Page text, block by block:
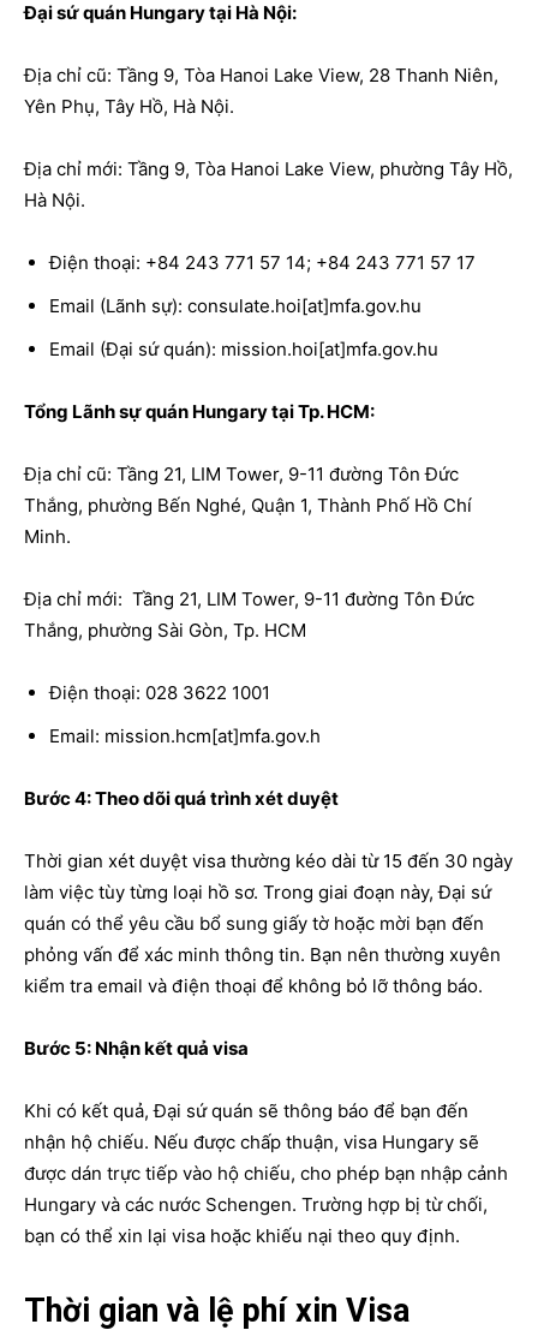
Đại sứ quán Hungary tại Hà Nội:
Địa chỉ cũ: Tầng 9, Tòa Hanoi Lake View, 28 Thanh Niên,
Yên Phụ, Tây Hồ, Hà Nội.
Địa chỉ mới: Tầng 9, Tòa Hanoi Lake View, phường Tây Hồ,
Hà Nội.
Điện thoại: +84 243 771 57 14; +84 243 771 57 17
Email (Lãnh sự): consulate.hoi[at]mfa.gov.hu
Email (Đại sứ quán): mission.hoi[at]mfa.gov.hu
Tổng Lãnh sự quán Hungary tại Tp. HCM:
Địa chỉ cũ: Tầng 21, LIM Tower, 9-11 đường Tôn Đức
Thắng, phường Bến Nghé, Quận 1, Thành Phố Hồ Chí
Minh.
Địa chỉ mới: Tầng 21, LIM Tower, 9-11 đường Tôn Đức
Thắng, phường Sài Gòn, Tp. HCM
Điện thoại: 028 3622 1001
Email: mission.hcm[at]mfa.gov.h
Bước 4: Theo dõi quá trình xét duyệt
Thời gian xét duyệt visa thường kéo dài từ 15 đến 30 ngày
làm việc tùy từng loại hồ sơ. Trong giai đoạn này, Đại sứ
quán có thể yêu cầu bổ sung giấy tờ hoặc mời bạn đến
phỏng vấn để xác minh thông tin. Bạn nên thường xuyên
kiểm tra email và điện thoại để không bỏ lỡ thông báo.
Bước 5: Nhận kết quả visa
Khi có kết quả, Đại sứ quán sẽ thông báo để bạn đến
nhận hộ chiếu. Nếu được chấp thuận, visa Hungary sẽ
được dán trực tiếp vào hộ chiếu, cho phép bạn nhập cảnh
Hungary và các nước Schengen. Trường hợp bị từ chối,
bạn có thể xin lại visa hoặc khiếu nại theo quy định.
Thời gian và lệ phí xin Visa